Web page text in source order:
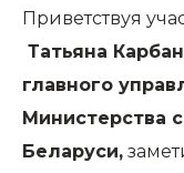
Приветствуя
Татьяна
главного
Министерства
Беларуси,